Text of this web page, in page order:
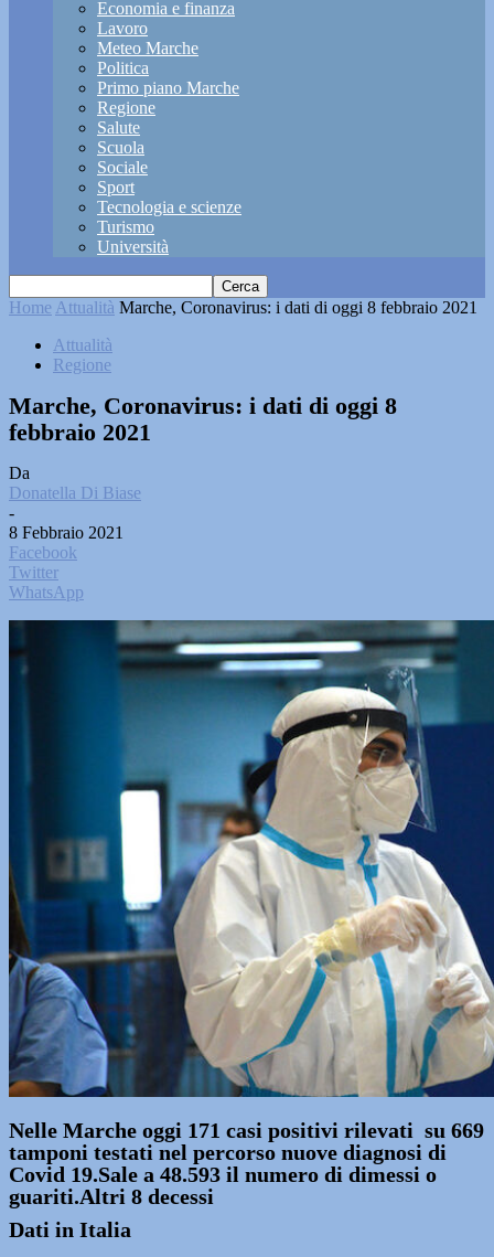
Economia e finanza
Lavoro
Meteo Marche
Politica
Primo piano Marche
Regione
Salute
Scuola
Sociale
Sport
Tecnologia e scienze
Turismo
Università
Home Attualità Marche, Coronavirus: i dati di oggi 8 febbraio 2021
Attualità
Regione
Marche, Coronavirus: i dati di oggi 8
febbraio 2021
Da
Donatella Di Biase
-
8 Febbraio 2021
Facebook
Twitter
WhatsApp
Nelle Marche oggi 171 casi positivi rilevati su 669
tamponi testati nel percorso nuove diagnosi di
Covid 19.Sale a 48.593 il numero di dimessi o
guariti.Altri 8 decessi
Dati in Italia